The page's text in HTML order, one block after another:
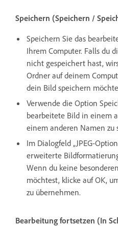
Speichern (Speichern /
Speichern Sie das
Ihrem Computer. Falls du
nicht gespeichert hast,
Ordner auf deinem
dein Bild speichern
Verwende die Option
bearbeitete Bild in einem
einem anderen Namen zu
Im Dialogfeld „JPEG-
erweiterte
Wenn du keine
möchtest, klicke auf OK,
zu übernehmen.
Bearbeitung fortsetzen (In